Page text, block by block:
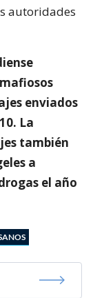
autoridades
enviados
La
también
a
el año